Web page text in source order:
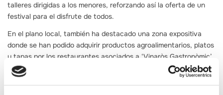
talleres dirigidas a los menores, reforzando así la oferta de un
festival para el disfrute de todos.
En el plano local, también ha destacado una zona expositiva
donde se han podido adquirir productos agroalimentarios, platos
y tapas por los restaurantes asociados a ‘Vinaròs Gastronòmic’,
que han contado con tres espacios en los que se han ido
alternando restaurantes de la capital del Baix Maestrat. Del